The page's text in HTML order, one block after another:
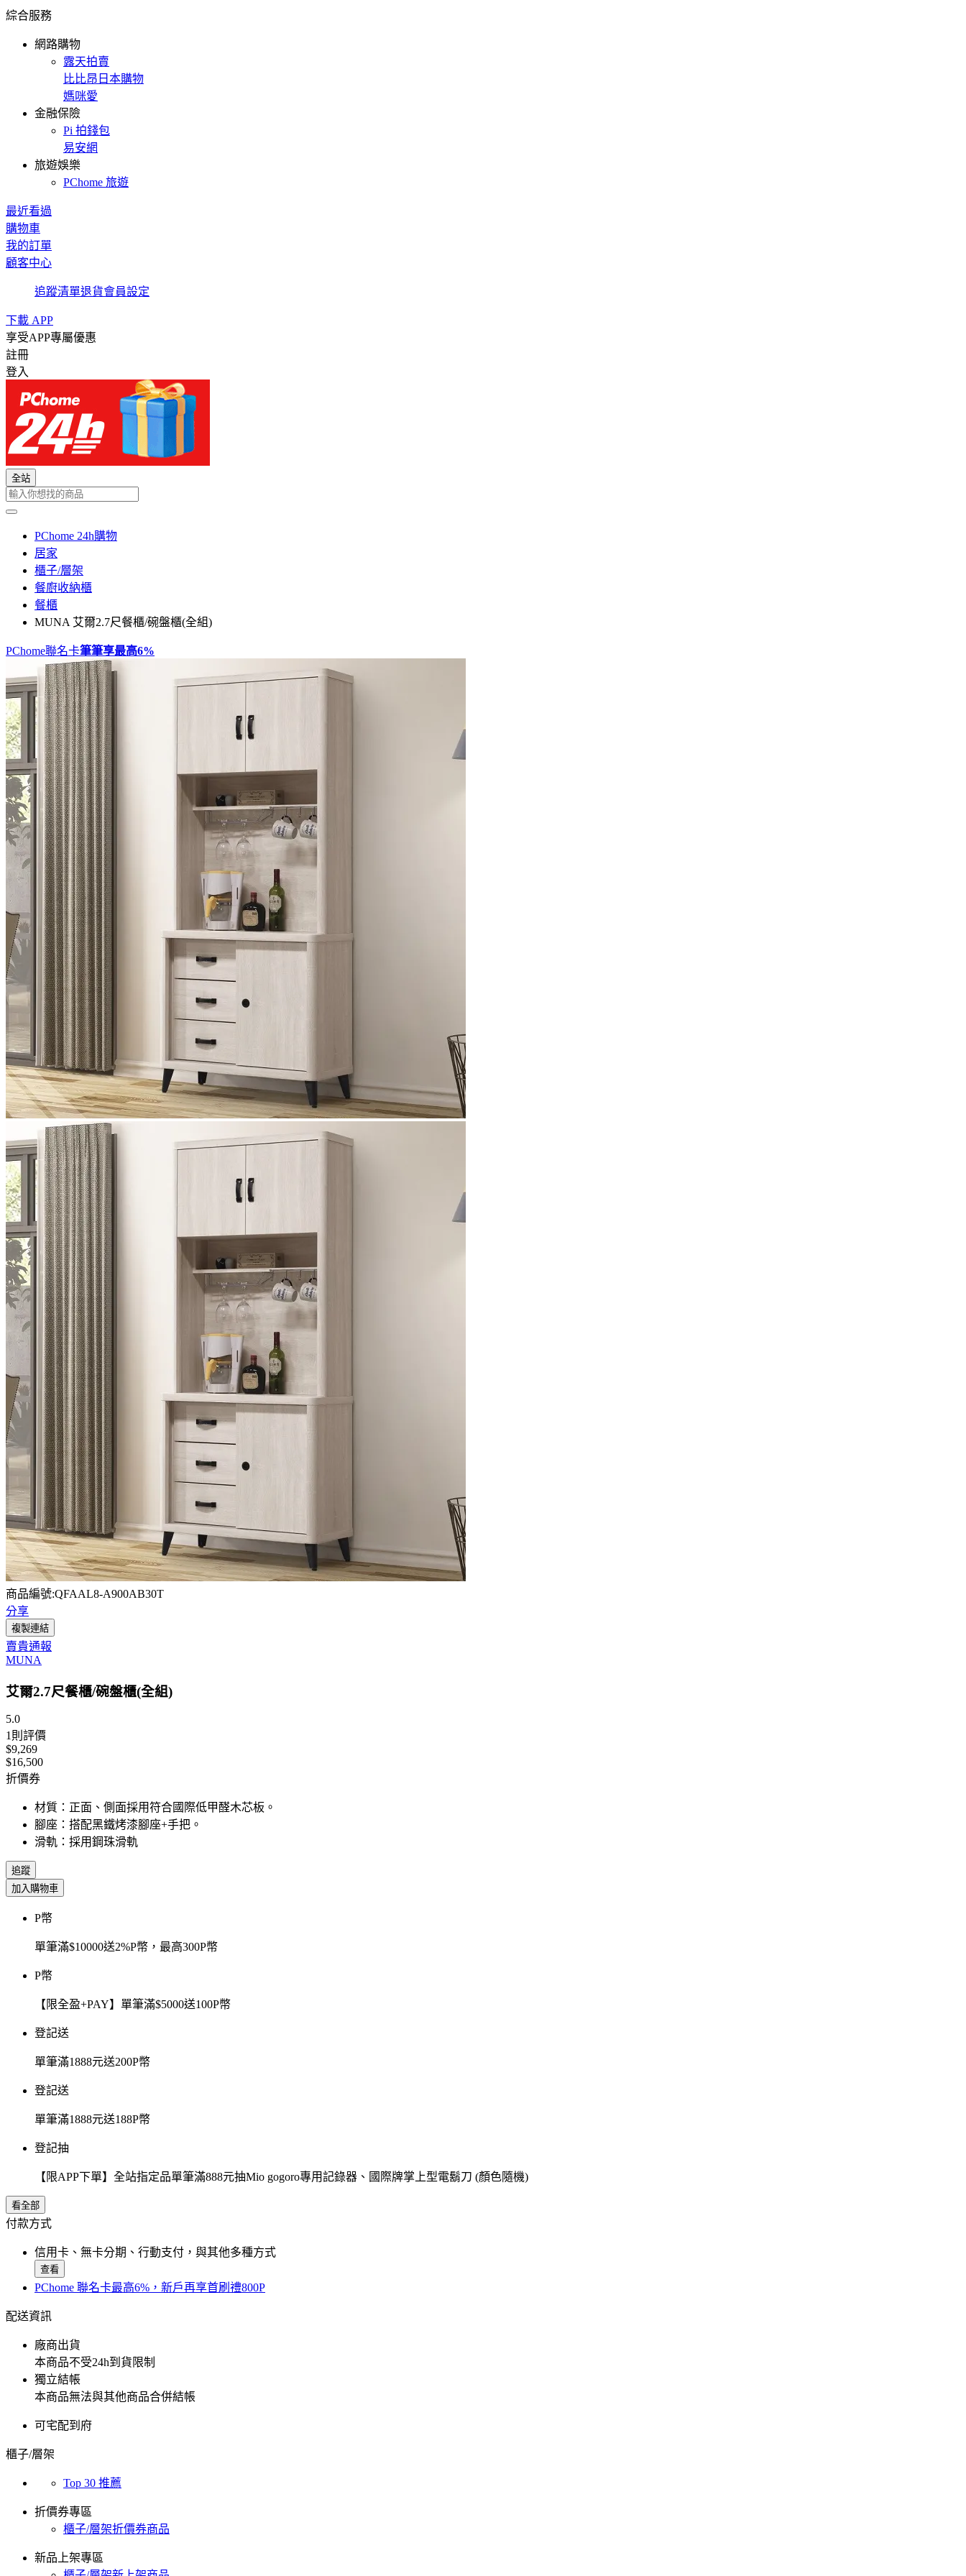
綜合服務
網路購物
露天拍賣
比比昂日本購物
媽咪愛
金融保險
Pi 拍錢包
易安網
旅遊娛樂
PChome 旅遊
最近看過
購物車
我的訂單
顧客中心
追蹤清單退貨會員設定
下載 APP
享受APP專屬優惠
註冊
登入
全站
PChome 24h購物
居家
櫃子/層架
餐廚收納櫃
餐櫃
MUNA 艾爾2.7尺餐櫃/碗盤櫃(全組)
PChome聯名卡筆筆享最高6%
商品編號:QFAAL8-A900AB30T
分享
複製連結
賣貴通報
MUNA
艾爾2.7尺餐櫃/碗盤櫃(全組)
5.0
1則評價
$9,269
$16,500
折價券
材質：正面、側面採用符合國際低甲醛木芯板。
腳座：搭配黑鐵烤漆腳座+手把。
滑軌：採用鋼珠滑軌
追蹤
加入購物車
P幣
單筆滿$10000送2%P幣，最高300P幣
P幣
【限全盈+PAY】單筆滿$5000送100P幣
登記送
單筆滿1888元送200P幣
登記送
單筆滿1888元送188P幣
登記抽
【限APP下單】全站指定品單筆滿888元抽Mio gogoro專用記錄器、國際牌掌上型電鬍刀 (顏色隨機)
看全部
付款方式
信用卡、無卡分期、行動支付，與其他多種方式
查看
PChome 聯名卡最高6%，新戶再享首刷禮800P
配送資訊
廠商出貨
本商品不受24h到貨限制
獨立結帳
本商品無法與其他商品合併結帳
可宅配到府
櫃子/層架
Top 30 推薦
折價券專區
櫃子/層架折價券商品
新品上架專區